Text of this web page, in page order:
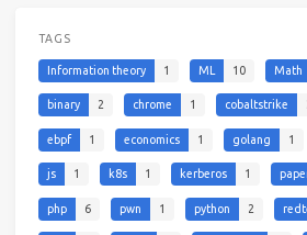
TAGS
Information theory 1 ML 10 Math
binary 2 chrome 1 cobaltstrike
ebpf 1 economics 1 golang 1
js 1 k8s 1 kerberos 1
php 6 pwn 1 python 2